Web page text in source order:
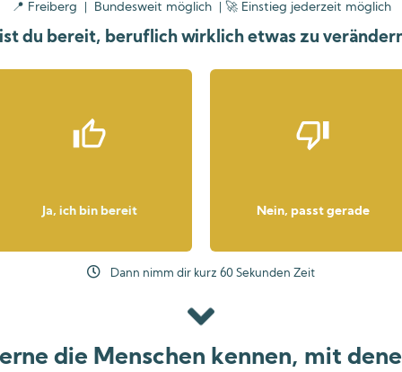
📍 Freiberg | Bundesweit möglich | 🚀 Einstieg jederzeit möglich
du bereit, beruflich wirklich etwas zu
Ja, ich bin bereit Nein, passt gerade
Dann nimm dir kurz 60 Sekunden Zeit
die Menschen kennen, mit